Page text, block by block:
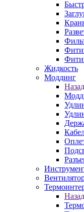
Жидкость
Моддинг
Назад
Назад